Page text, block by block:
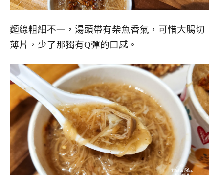
麵線粗細不一，湯頭帶有柴魚香氣，可惜大腸切
薄片，少了那獨有Q彈的口感。